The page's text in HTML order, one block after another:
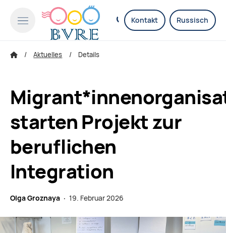
Kontakt Russisch
Aktuelles Details
starten Projekt zur
beruflichen
Integration
Olga Groznaya · 19. Februar 2026